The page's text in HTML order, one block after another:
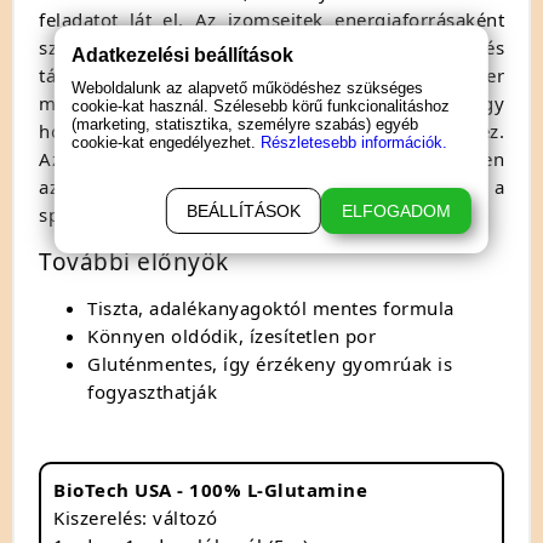
feladatot lát el. Az izomsejtek energiaforrásaként
szolgál, segít fenntartani az izomtömeget és
támogatja a regenerációt. Az immunrendszer
működésében is fontos szerepet játszik, így
hozzájárul a szervezet egészségének megőrzéséhez.
Az edzés utáni gyorsabb regenerálódás érdekében
az L-glutamin elengedhetetlen kiegészítője lehet a
sportolók étrendjének.
További előnyök
Tiszta, adalékanyagoktól mentes formula
Könnyen oldódik, ízesítetlen por
Gluténmentes, így érzékeny gyomrúak is
fogyaszthatják
BioTech USA - 100% L-Glutamine
Kiszerelés: változó
Adatkezelési beállítások
Weboldalunk az alapvető működéshez szükséges
cookie-kat használ. Szélesebb körű funkcionalitáshoz
(marketing, statisztika, személyre szabás) egyéb
cookie-kat engedélyezhet. Részletesebb információk.
BEÁLLÍTÁSOK ELFOGADOM